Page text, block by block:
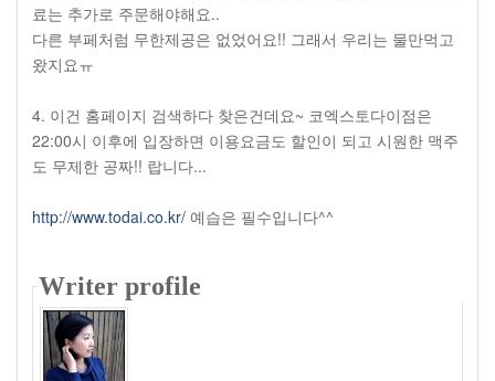
료는 추가로 주문해야해요..
다른 부페처럼 무한제공은 없었어요!! 그래서 우리는 물만먹고
왔지요ㅠ
4. 이건 홈페이지 검색하다 찾은건데요~ 코엑스토다이점은
22:00시 이후에 입장하면 이용요금도 할인이 되고 시원한 맥주
도 무제한 공짜!! 랍니다...
http://www.todai.co.kr/ 예습은 필수입니다^^
Writer profile